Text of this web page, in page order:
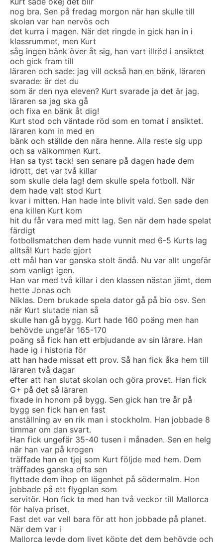
nog bra. Sen på fredag morgon när han skulle till
skolan var han nervös och
det kurra i magen. När det ringde in gick han in i
klassrummet, men Kurt
såg ingen bänk över åt sig, han vart illröd i ansiktet
och gick fram till
läraren och sade: jag vill också han en bänk, läraren
svarade: är det du
som är den nya eleven? Kurt svarade ja det är jag.
läraren sa jag ska gå
och fixa en bänk åt dig!
Kurt stod och väntade röd som en tomat i ansiktet.
läraren kom in med en
bänk och ställde den nära henne. Alla reste sig upp
och sa välkommen Kurt.
Han sa tyst tack! sen senare på dagen hade dem
idrott, det var två killar
som skulle dela lag! dem skulle spela fotboll. När
dem hade valt stod Kurt
kvar i mitten. Han hade inte blivit vald. Sen sade den
ena killen Kurt kom
hit du får vara med mitt lag. Sen när dem hade spelat
färdigt
fotbollsmatchen dem hade vunnit med 6-5 Kurts lag
alltså! Kurt hade gjort
ett mål han var ganska stolt ändå. Nu var allt ungefär
som vanligt igen.
Han var med två killar i den klassen nästan jämt, dem
hette Jonas och
Niklas. Dem brukade spela dator gå på bio osv. Sen
när Kurt slutade nian så
skulle han gå bygg. Kurt hade 160 poäng men han
behövde ungefär 165-170
poäng så fick han ett erbjudande av sin lärare. Han
hade ig i historia för
att han hade missat ett prov. Så han fick åka hem till
läraren två dagar
efter att han slutat skolan och göra provet. Han fick
G+ på det så läraren
fixade in honom på bygg. Sen gick han tre år på
bygg sen fick han en fast
anställning av en rik man i stockholm. Han jobbade 8
timmar om dan svart.
Han fick ungefär 35-40 tusen i månaden. Sen en helg
när han var på krogen
träffade han en tjej som Kurt följde med hem. Dem
träffades ganska ofta sen
flyttade dem ihop en lägenhet på södermalm. Hon
jobbade på ett flygplan som
servitör. Hon fick ta med han två veckor till Mallorca
för halva priset.
Fast det var vell bara för att hon jobbade på planet.
När dem var i
Mallorca levde dom livet köpte det dem behövde och